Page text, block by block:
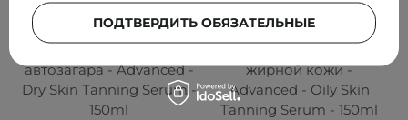
St. Moriz - Увлажняющая
автозагара - Advanced -
Dry Skin Tanning Serum -
150ml
St. Moriz - Сыворотка
жирной кожи -
Advanced - Oily Skin
Tanning Serum - 150ml
ПОДТВЕРДИТЬ ОБЯЗАТЕЛЬНЫЕ